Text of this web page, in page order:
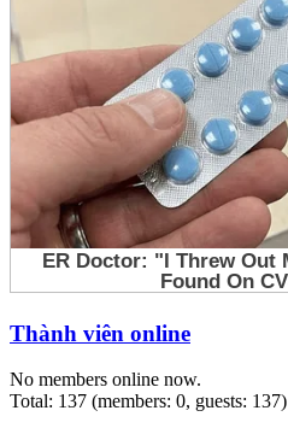
Thành viên online
No members online now.
Total: 137 (members: 0, guests: 137)